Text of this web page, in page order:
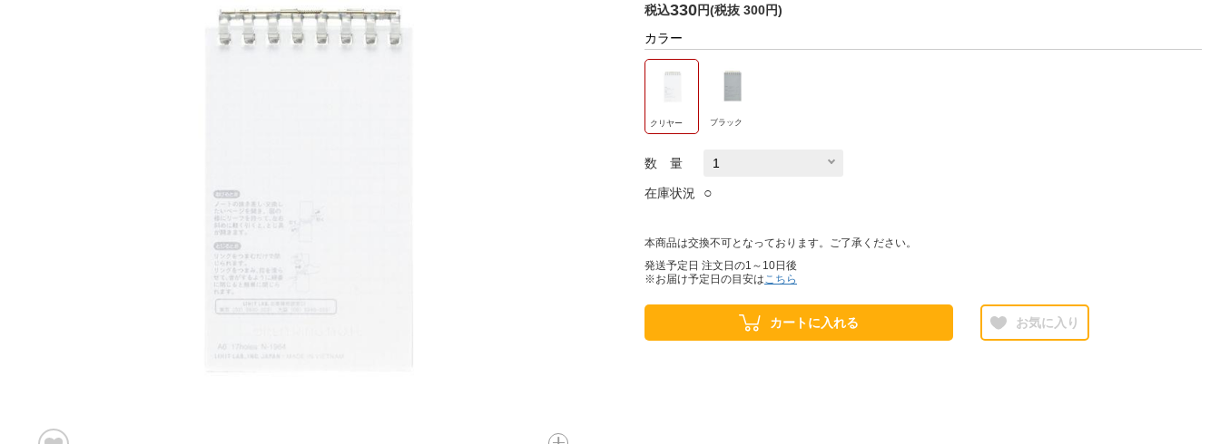
税込330円(税抜 300円)
カラー
クリヤー ブラック
数 量
在庫状況 ○
本商品は交換不可となっております。ご了承ください。
発送予定日 注文日の1～10日後
※お届け予定日の目安はこちら
カートに入れる お気に入り